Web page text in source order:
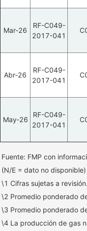
Mar‑26
RF-C049-
2017-041
Abr‑26
RF-C049-
2017-041
May‑26
RF-C049-
2017-041
Fuente: FMP con
(N/E = dato no disponible)
\1 Cifras sujetas a revisión.
\2 Promedio ponderado
\3 Promedio ponderado
\4 La producción de gas